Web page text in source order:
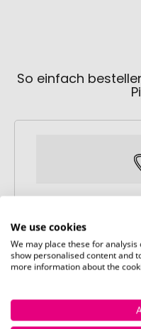
So einfach
Artikelkonfiguration
Wählen Sie Ihre
Werbeartikel aus
nach Ihren
Artikel in Ihren
We use cookies
We may place these for
show personalised content and
more information about the